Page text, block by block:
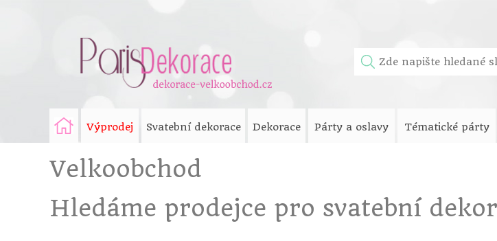
Výprodej Svatební dekorace Dekorace Párty a oslavy Tématické párty
Velkoobchod
Hledáme prodejce pro svatební